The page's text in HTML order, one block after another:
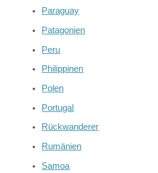
Paraguay
Patagonien
Peru
Philippinen
Polen
Portugal
Rückwanderer
Rumänien
Samoa